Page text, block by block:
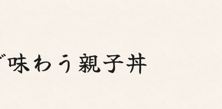
わう親子丼